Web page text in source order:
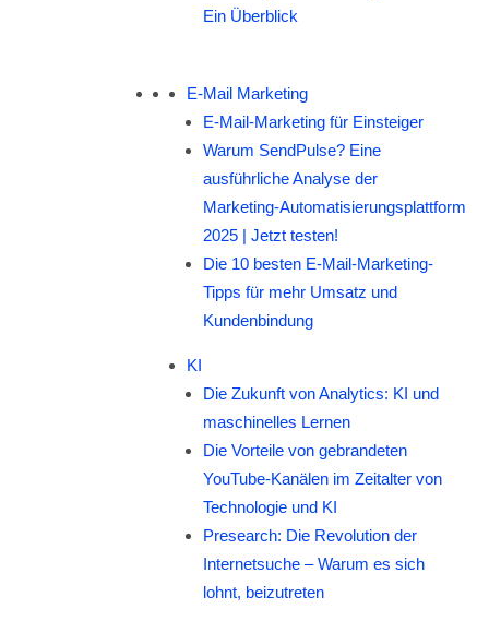
Ein Überblick
E-Mail Marketing
E-Mail-Marketing für Einsteiger
Warum SendPulse? Eine
ausführliche Analyse der
Marketing‑Automatisierungsplattform
2025 | Jetzt testen!
Die 10 besten E-Mail-Marketing-
Tipps für mehr Umsatz und
Kundenbindung
KI
Die Zukunft von Analytics: KI und
maschinelles Lernen
Die Vorteile von gebrandeten
YouTube-Kanälen im Zeitalter von
Technologie und KI
Presearch: Die Revolution der
Internetsuche – Warum es sich
lohnt, beizutreten